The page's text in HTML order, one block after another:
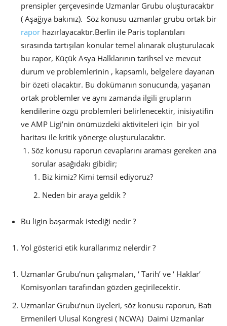
prensipler çerçevesinde Uzmanlar Grubu oluşturacaktır
( Aşağıya bakınız). Söz konusu uzmanlar grubu ortak bir
rapor hazırlayacaktır.Berlin ile Paris toplantıları
sırasında tartışılan konular temel alınarak oluşturulacak
bu rapor, Küçük Asya Halklarının tarihsel ve mevcut
durum ve problemlerinin , kapsamlı, belgelere dayanan
bir özeti olacaktır. Bu dokümanın sonucunda, yaşanan
ortak problemler ve aynı zamanda ilgili grupların
kendilerine özgü problemleri belirlenecektir, inisiyatifin
ve AMP Ligi’nin önümüzdeki aktiviteleri için bir yol
haritası ile kritik yönerge oluşturulacaktır.
Söz konusu raporun cevaplarını araması gereken ana
sorular asağıdakı gibidir;
Biz kimiz? Kimi temsil ediyoruz?
Neden bir araya geldik ?
Bu ligin başarmak istediği nedir ?
Yol gösterici etik kurallarımız nelerdir ?
Uzmanlar Grubu’nun çalışmaları, ‘ Tarih’ ve ‘ Haklar’
Komisyonları tarafından gözden geçirilecektir.
Uzmanlar Grubu’nun üyeleri, söz konusu raporun, Batı
Ermenileri Ulusal Kongresi ( NCWA) Daimi Uzmanlar